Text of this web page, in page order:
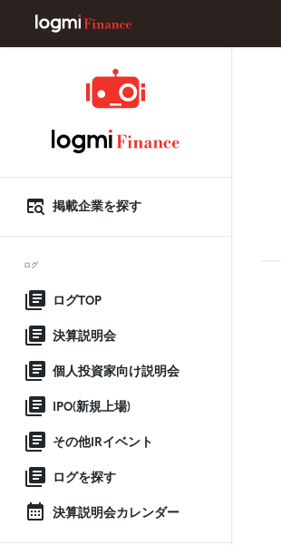
掲載企業を探す
ログ
ログTOP
決算説明会
個人投資家向け説明会
IPO(新規上場)
その他IRイベント
ログを探す
決算説明会カレンダー